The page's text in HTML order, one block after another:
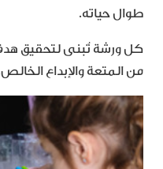
طوال حياته.
كل ورشة تُبنى لتحقيق
من المتعة والإبداع